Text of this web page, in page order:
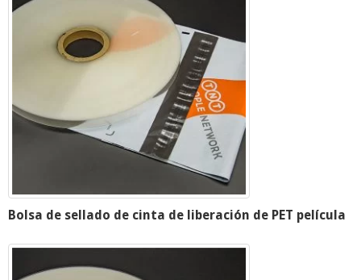
Bolsa de sellado de cinta de liberación de PET película